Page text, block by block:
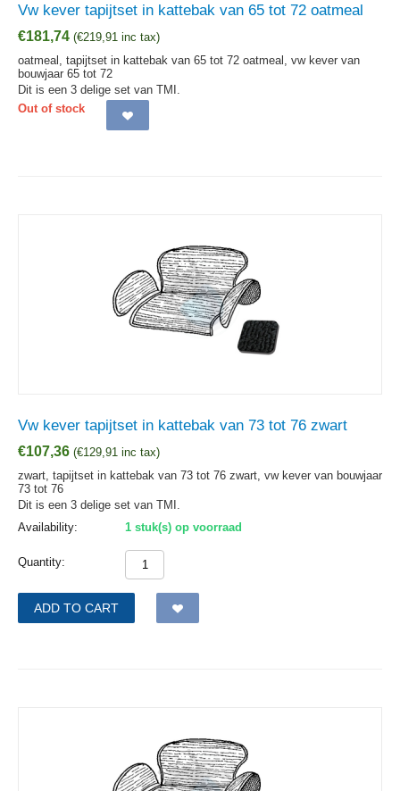
Vw kever tapijtset in kattebak van 65 tot 72 oatmeal
€181,74 (€219,91 inc tax)
oatmeal, tapijtset in kattebak van 65 tot 72 oatmeal, vw kever van
bouwjaar 65 tot 72
Dit is een 3 delige set van TMI.
Out of stock
Vw kever tapijtset in kattebak van 73 tot 76 zwart
€107,36 (€129,91 inc tax)
zwart, tapijtset in kattebak van 73 tot 76 zwart, vw kever van bouwjaar
73 tot 76
Dit is een 3 delige set van TMI.
Availability:
1 stuk(s) op voorraad
Quantity:
ADD TO CART